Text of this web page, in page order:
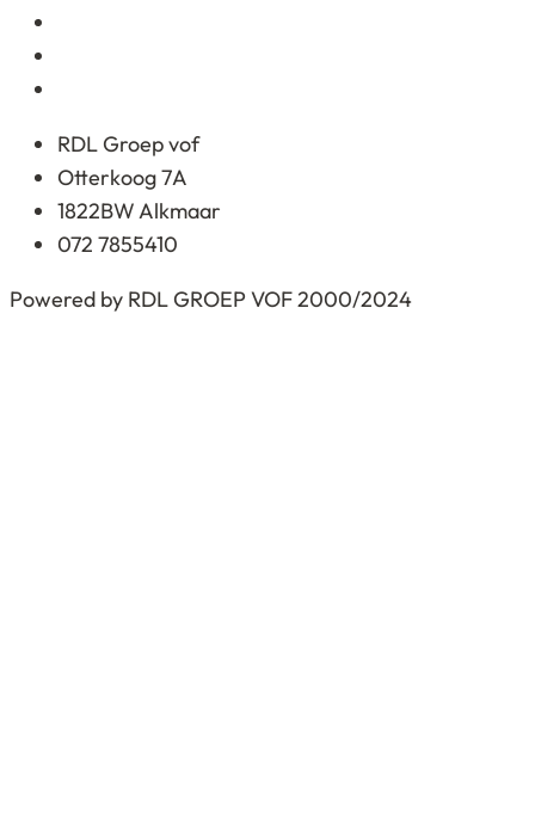
RDL Groep vof
Otterkoog 7A
1822BW Alkmaar
072 7855410
Powered by RDL GROEP VOF 2000/2024